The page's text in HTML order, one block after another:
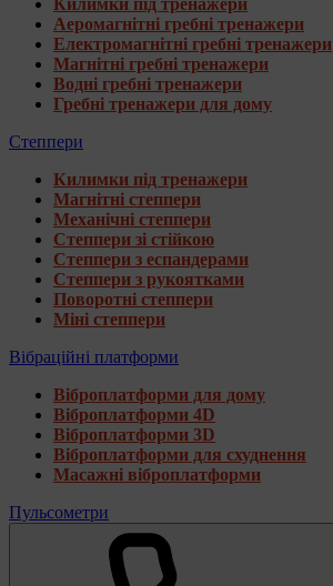
Килимки під тренажери
Аеромагнітні гребні тренажери
Електромагнітні гребні тренажери
Магнітні гребні тренажери
Водні гребні тренажери
Гребні тренажери для дому
Степпери
Килимки під тренажери
Магнітні степпери
Механічні степпери
Степпери зі стійкою
Степпери з еспандерами
Степпери з рукоятками
Поворотні степпери
Міні степпери
Вібраційні платформи
Віброплатформи для дому
Віброплатформи 4D
Віброплатформи 3D
Віброплатформи для схуднення
Масажні віброплатформи
Пульсометри